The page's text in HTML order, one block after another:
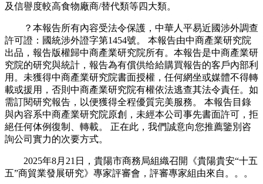
及信譽度較高食物廠商/替代類等四大類。
？本報告所有內容受法令保護，中華人平易近國涉外調查
許可證：國統涉外證字第1454號。 本報告由中商產業研究院
出品，報告版權歸中商產業研究院所有。本報告是中商產業研
究院的研究與統計，報告為有償供给給購買報告的客戶內部利
用。未獲得中商產業研究院書面授權，任何網坐或媒體不得轉
載或援用，否則中商產業研究院有權依法逃查其法令責任。如
需訂閱研究報告，以便獲得全程優質完美服務。 本報告目錄
與內容系中商產業研究院原創，未經本公司事先書面許可，拒
絕任何体例復制、轉載。 正在此，我們誠意向您推薦鑒別咨
詢公司實力的次要方式。
2025年8月21日，貴陽市商務局組織召開《貴陽貴安“十五
五”商貿業發展研究》專家評審會，評審專家組由來自。。。